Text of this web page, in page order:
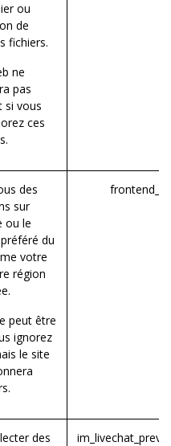
ou
de
fichiers.
ne
pas
si vous
ces
des
sur
ou le
du
votre
région
peut être
ignorez
le site
des